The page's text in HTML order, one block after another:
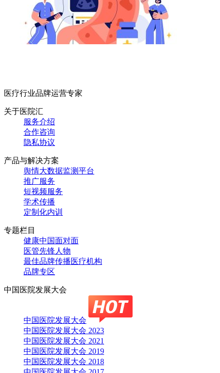
医疗行业品牌运营专家
关于医院汇
服务介绍
合作咨询
隐私协议
产品与解决方案
舆情大数据监测平台
推广服务
短视频服务
学术传播
定制化内训
专题栏目
健康中国面对面
医管先锋人物
最佳品牌传播医疗机构
品牌专区
中国医院发展大会
中国医院发展大会
中国医院发展大会 2023
中国医院发展大会 2021
中国医院发展大会 2019
中国医院发展大会 2018